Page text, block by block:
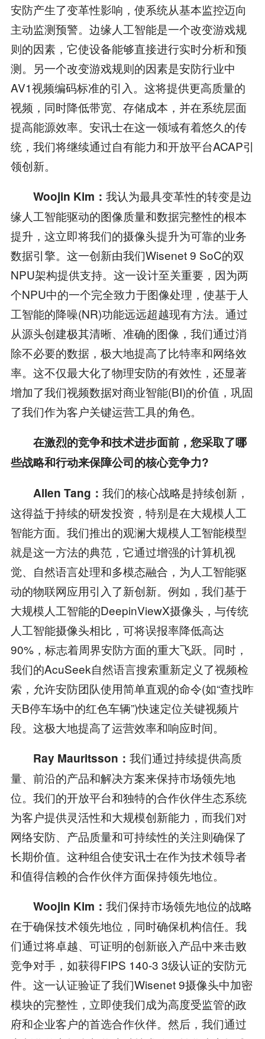
安防产生了变革性影响，使系统从基本监控迈向
主动监测预警。边缘人工智能是一个改变游戏规
则的因素，它使设备能够直接进行实时分析和预
测。另一个改变游戏规则的因素是安防行业中
AV1视频编码标准的引入。这将提供更高质量的
视频，同时降低带宽、存储成本，并在系统层面
提高能源效率。安讯士在这一领域有着悠久的传
统，我们将继续通过自有能力和开放平台ACAP引
领创新。
Woojin Kim： 我认为最具变革性的转变是边
缘人工智能驱动的图像质量和数据完整性的根本
提升，这立即将我们的摄像头提升为可靠的业务
数据引擎。这一创新由我们Wisenet 9 SoC的双
NPU架构提供支持。这一设计至关重要，因为两
个NPU中的一个完全致力于图像处理，使基于人
工智能的降噪(NR)功能远远超越现有方法。通过
从源头创建极其清晰、准确的图像，我们通过消
除不必要的数据，极大地提高了比特率和网络效
率。这不仅最大化了物理安防的有效性，还显著
增加了我们视频数据对商业智能(BI)的价值，巩固
了我们作为客户关键运营工具的角色。
在激烈的竞争和技术进步面前，您采取了哪
些战略和行动来保障公司的核心竞争力?
Allen Tang： 我们的核心战略是持续创新，
这得益于持续的研发投资，特别是在大规模人工
智能方面。我们推出的观澜大规模人工智能模型
就是这一方法的典范，它通过增强的计算机视
觉、自然语言处理和多模态融合，为人工智能驱
动的物联网应用引入了新创新。例如，我们基于
大规模人工智能的DeepinViewX摄像头，与传统
人工智能摄像头相比，可将误报率降低高达
90%，标志着周界安防方面的重大飞跃。同时，
我们的AcuSeek自然语言搜索重新定义了视频检
索，允许安防团队使用简单直观的命令(如“查找昨
天B停车场中的红色车辆”)快速定位关键视频片
段。这极大地提高了运营效率和响应时间。
Ray Mauritsson： 我们通过持续提供高质
量、前沿的产品和解决方案来保持市场领先地
位。我们的开放平台和独特的合作伙伴生态系统
为客户提供灵活性和大规模创新能力，而我们对
网络安防、产品质量和可持续性的关注则确保了
长期价值。这种组合使安讯士在作为技术领导者
和值得信赖的合作伙伴方面保持领先地位。
Woojin Kim： 我们保持市场领先地位的战略
在于确保技术领先地位，同时确保机构信任。我
们通过将卓越、可证明的创新嵌入产品中来击败
竞争对手，如获得FIPS 140-3 3级认证的安防元
件。这一认证验证了我们Wisenet 9摄像头中加密
模块的完整性，立即使我们成为高度受监管的政
府和企业客户的首选合作伙伴。然后，我们通过